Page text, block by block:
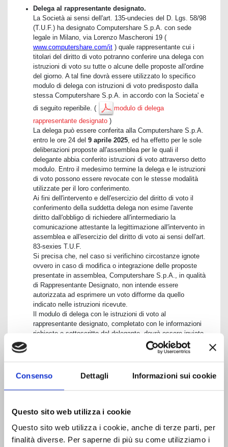
Consenso Dettagli Informazioni sui cookie
Questo sito web utilizza i cookie
Questo sito web utilizza i cookie, anche di terze parti, per
finalità diverse. Per saperne di più su come utilizziamo i
Delega al rappresentante designato.
La Società ai sensi dell'art. 135-undecies del D. Lgs. 58/98
(T.U.F.) ha designato Computershare S.p.A. con sede
legale in Milano, via Lorenzo Mascheroni 19 (
www.computershare.com/it ) quale rappresentante cui i
titolari del diritto di voto potranno conferire una delega con
istruzioni di voto su tutte o alcune delle proposte all'ordine
del giorno. A tal fine dovrà essere utilizzato lo specifico
modulo di delega con istruzioni di voto predisposto dalla
stessa Computershare S.p.A. in accordo con la Societa' e
di seguito reperibile. (
modulo di delega
rappresentante designato )
La delega può essere conferita alla Computershare S.p.A.
entro le ore 24 del 9 aprile 2025, ed ha effetto per le sole
deliberazioni proposte all'assemblea per le quali il
delegante abbia conferito istruzioni di voto attraverso detto
modulo. Entro il medesimo termine la delega e le istruzioni
di voto possono essere revocate con le stesse modalità
utilizzate per il loro conferimento.
Ai fini dell'intervento e dell'esercizio del diritto di voto il
conferimento della suddetta delega non esime l'avente
diritto dall'obbligo di richiedere all'intermediario la
comunicazione attestante la legittimazione all'intervento in
assemblea e all'esercizio del diritto di voto ai sensi dell'art.
83-sexies T.U.F.
Si precisa che, nel caso si verifichino circostanze ignote
ovvero in caso di modifica o integrazione delle proposte
presentate in assemblea, Computershare S.p.A., in qualità
di Rappresentante Designato, non intende essere
autorizzata ad esprimere un voto difforme da quello
indicato nelle istruzioni ricevute.
Il modulo di delega con le istruzioni di voto al
rappresentante designato, completato con le informazioni
richieste e sottoscritto dal delegante, dovrà essere inviato
al Rappresentante designato con una delle seguenti
Titolari di Posta Elettronica Certificata (PEC): se il
sam@pecserviziotitoli.itcopia della delega riprodotta
informaticamente (formato PDF);
Titolari di Firma elettronica avanzata, qualificata o digitale